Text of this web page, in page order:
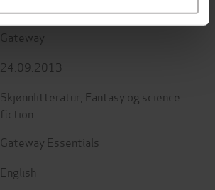
Gateway
24.09.2013
Skjønnlitteratur Fantasy og science
fiction
Gateway Essentials
English